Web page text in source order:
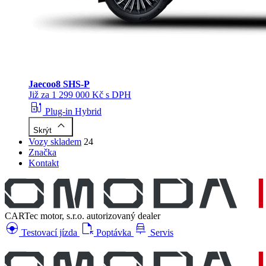
Jaecoo8 SHS-P
Již za 1 299 000 Kč s DPH
ev_station Plug-in Hybrid
Skrýt keyboard_arrow_up
Vozy skladem 24
Značka
Kontakt
CARTec motor, s.r.o. autorizovaný dealer
search_hands_free Testovací jízda file_open Poptávka car_repair Servis